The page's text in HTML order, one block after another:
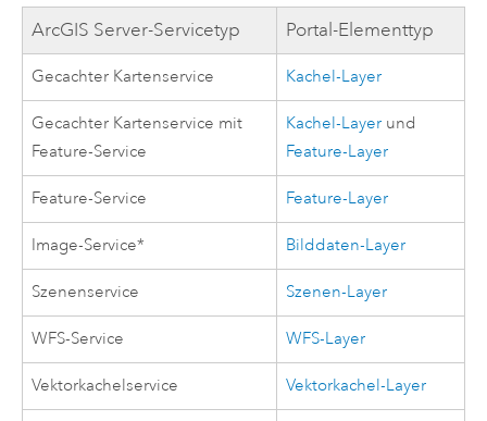
ArcGIS Server-Servicetyp Portal-Elementtyp
Gecachter Kartenservice Kachel-Layer
Gecachter Kartenservice mit
Feature-Service
Kachel-Layer und
Feature-Layer
Feature-Service Feature-Layer
Image-Service* Bilddaten-Layer
Szenenservice Szenen-Layer
WFS-Service WFS-Layer
Vektorkachelservice Vektorkachel-Layer